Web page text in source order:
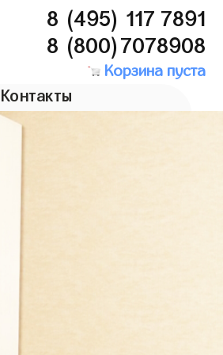
8 (495) 117 7891
8 (800)7078908
Корзина пуста
Контакты